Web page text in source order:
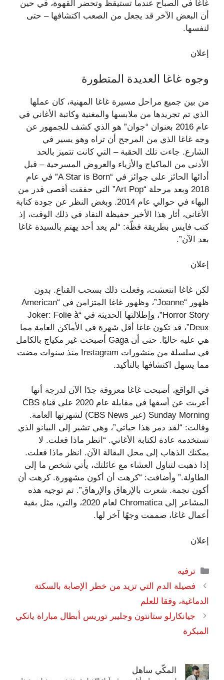
غاغا في الصباح عندما تستيقظ وتحضر القهوة، في حين
أن البعض الآخر قد يجعل من الصعب اكتشافها – حتى
لنفسها.
إعلان
وجوه غاغا العديدة المتطورة
من بين جميع مراحل مسيرة غاغا المهنية، كان عملها
الذي تم تجريدها من ملابسها والمغنية وكاتبة الأغاني في
عام 2016 بعنوان “جوان” هو الذي كشف للجمهور عن
وجه غاغا الذي من المرجح أن تراه وهو يسير في
الشارع. جاءت تلك الحقبة – التي كانت تتميز بالحد
الأدنى من الماكياج والأزياء والعروض المسرحية – قبل
أدائها الحائز على جوائز في “A Star is Born” في عام
2018 وبعد مرحلة “Art Pop” التي حققت أقصى قدر من
البهاء في حوالي عام 2014. وبغض النظر عن جودة كتابة
الأغاني، أثار هذا الأخير حفيظة النقاد في ذلك الوقت، إذ
كتب فايس بطريقة فظّة: “لم يعد أحد يهتم بالسيدة غاغا
بعد الآن”.
إعلان
لكن غاغا انتعشت، وفعلت ذلك بسحب القناع. بدون
ظهور “Joanne”، وظهور غاغا المتزامن في “American
Horror Story”، وإطلالتها الحديثة في “Joker: Folie à
Deux”، قد تكون غاغا أقل شهرة في الأماكن العامة مما
هي عليه حاليًا. حتى أن Gaga أصبحت غير مكياج بالكامل
في سلسلة من منشورات Instagram منذ سنوات مضت
مما يسهل اكتشافها بالتأكيد.
في الواقع، أصبحت غاغا معروفة جدًا الآن لدرجة أنها
أعربت عن أسفها في مقابلة عام 2020 على قناة CBS
Sunday Morning (عبر CBS News) لشهرتها العامة.
وقالت: “لقد دمر هذا حياتي”، وهي تشير إلى البيانو الذي
تستخدمه عادة لكتابة الأغاني. “انظر ماذا فعلت. لا
يمكنك الذهاب إلى محل البقالة الآن. انظر ماذا فعلت.
إذا ذهبت لتناول العشاء مع عائلتك، يأتي شخص ما إلى
الطاولة.” وأضافت: “كرهت أن أكون مشهورة. كرهت أن
أكون نجمة. شعرت بالإرهاق والإرهاق”. تم توجيه هذه
المشاعر إلى Chromatica لعام 2020، والتي، مثل بقية
أعمال غاغا، صممت وجهًا آخر لها.
إعلان
التصنيفات
ترفيه
فصيلة الدم التي تزيد من خطر الإصابة بالسكتة
الدماغية، وفقا للعلم
جيانكارلو ستانتون وجليبر توريس أبطال مباراة يانكي
المبكرة
المكّي ساهل